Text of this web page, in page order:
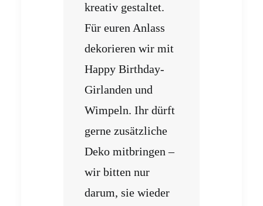
kreativ gestaltet.
Für euren Anlass
dekorieren wir mit
Happy Birthday-
Girlanden und
Wimpeln. Ihr dürft
gerne zusätzliche
Deko mitbringen –
wir bitten nur
darum, sie wieder